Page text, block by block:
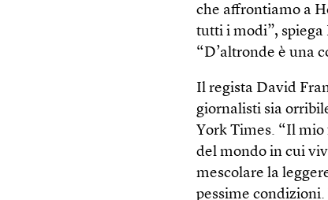
che affrontiamo a
tutti i modi”,
“D’altronde è una
Il regista David
giornalisti sia
York Times. “Il mio
del mondo in cui
mescolare la
pessime